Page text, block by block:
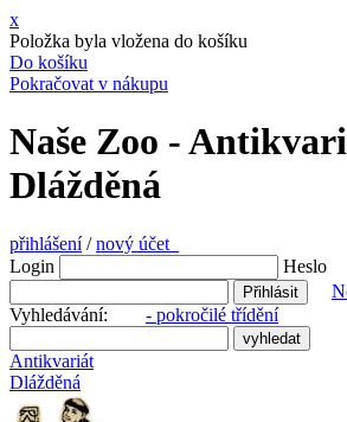
x
Položka byla vložena do košíku
Do košíku
Pokračovat v nákupu
Naše Zoo -
Dlážděná
přihlášení/nový účet
Login
Heslo
Vyhledávání: - pokročilé třídění
Antikvariát
Dlážděná